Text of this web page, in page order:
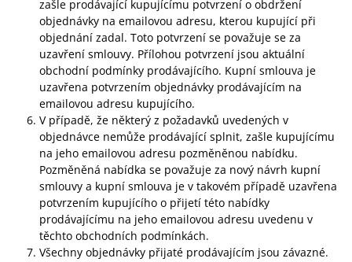
zašle prodávající kupujícímu potvrzení o obdržení
objednávky na emailovou adresu, kterou kupující při
objednání zadal. Toto potvrzení se považuje se za
uzavření smlouvy. Přílohou potvrzení jsou aktuální
obchodní podmínky prodávajícího. Kupní smlouva je
uzavřena potvrzením objednávky prodávajícím na
emailovou adresu kupujícího.
V případě, že některý z požadavků uvedených v
objednávce nemůže prodávající splnit, zašle kupujícímu
na jeho emailovou adresu pozměněnou nabídku.
Pozměněná nabídka se považuje za nový návrh kupní
smlouvy a kupní smlouva je v takovém případě uzavřena
potvrzením kupujícího o přijetí této nabídky
prodávajícímu na jeho emailovou adresu uvedenu v
těchto obchodních podmínkách.
Všechny objednávky přijaté prodávajícím jsou závazné.